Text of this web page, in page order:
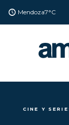
Mendoza7°C
CINE Y